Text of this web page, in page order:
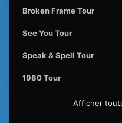
Broken Frame Tour
See You Tour
Speak & Spell Tour
1980 Tour
Afficher